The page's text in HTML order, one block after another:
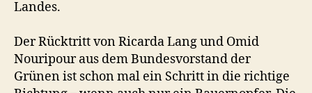
Landes.
Der Rücktritt von Ricarda Lang und Omid
Nouripour aus dem Bundesvorstand der
Grünen ist schon mal ein Schritt in die richtige